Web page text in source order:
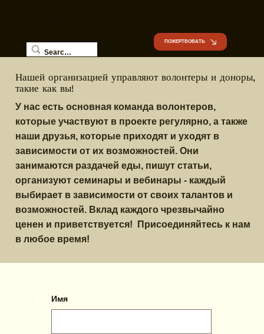
ПОЖЕРТВОВАТЬ
Имя
Нашей организацией управляют волонтеры и доноры,
такие как вы!
У нас есть основная команда волонтеров,
которые участвуют в проекте регулярно, а также
наши друзья, которые приходят и уходят в
зависимости от их возможностей. Они
занимаются раздачей еды, пишут статьи,
организуют семинары и вебинары - каждый
выбирает в зависимости от своих талантов и
возможностей. Вклад каждого чрезвычайно
ценен и приветствуется! Присоединяйтесь к нам
в любое время!